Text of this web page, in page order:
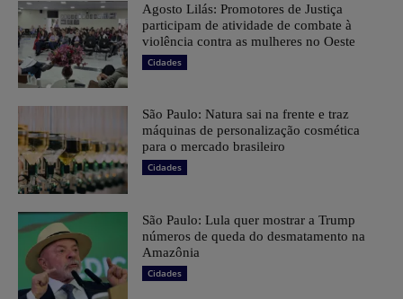
Agosto Lilás: Promotores de Justiça
participam de atividade de combate à
violência contra as mulheres no Oeste
Cidades
São Paulo: Natura sai na frente e traz
máquinas de personalização cosmética
para o mercado brasileiro
Cidades
São Paulo: Lula quer mostrar a Trump
números de queda do desmatamento na
Amazônia
Cidades